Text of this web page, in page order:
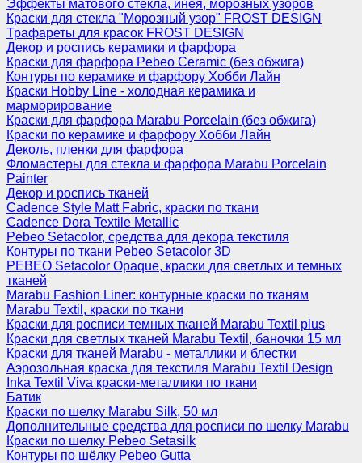
Эффекты матового стекла, инея, морозных узоров
Краски для стекла "Морозный узор" FROST DESIGN
Трафареты для красок FROST DESIGN
Декор и роспись керамики и фарфора
Краски для фарфора Pebeo Ceramic (без обжига)
Контуры по керамике и фарфору Хобби Лайн
Краски Hobby Line - холодная керамика и
марморирование
Краски для фарфора Marabu Porcelain (без обжига)
Краски по керамике и фарфору Хобби Лайн
Деколь, пленки для фарфора
Фломастеры для стекла и фарфора Marabu Porcelain
Painter
Декор и роспись тканей
Cadence Style Matt Fabric, краски по ткани
Cadence Dora Textile Metallic
Pebeo Setacolor, средства для декора текстиля
Контуры по ткани Pebeo Setacolor 3D
PEBEO Setacolor Opaque, краски для светлых и темных
тканей
Marabu Fashion Liner: контурные краски по тканям
Marabu Textil, краски по ткани
Краски для росписи темных тканей Marabu Textil plus
Краски для светлых тканей Marabu Textil, баночки 15 мл
Краски для тканей Marabu - металлики и блестки
Аэрозольная краска для текстиля Marabu Textil Design
Inka Textil Viva краски-металлики по ткани
Батик
Краски по шелку Marabu Silk, 50 мл
Дополнительные средства для росписи по шелку Marabu
Краски по шелку Pebeo Setasilk
Контуры по шёлку Pebeo Gutta